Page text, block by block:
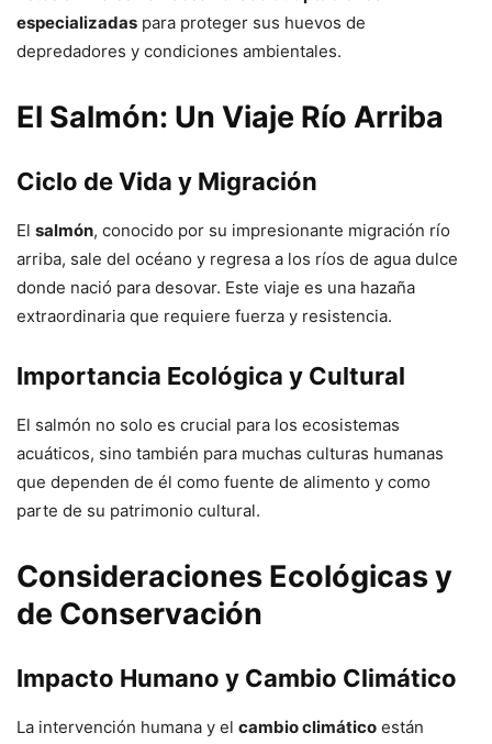
especializadas para proteger sus huevos de
depredadores y condiciones ambientales.
El Salmón: Un Viaje Río Arriba
Ciclo de Vida y Migración
El salmón, conocido por su impresionante migración río
arriba, sale del océano y regresa a los ríos de agua dulce
donde nació para desovar. Este viaje es una hazaña
extraordinaria que requiere fuerza y resistencia.
Importancia Ecológica y Cultural
El salmón no solo es crucial para los ecosistemas
acuáticos, sino también para muchas culturas humanas
que dependen de él como fuente de alimento y como
parte de su patrimonio cultural.
Consideraciones Ecológicas y
de Conservación
Impacto Humano y Cambio Climático
La intervención humana y el cambio climático están